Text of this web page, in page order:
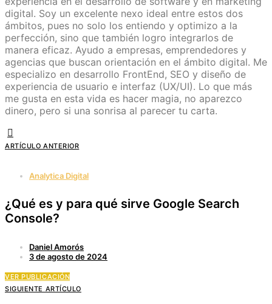
digital. Soy un excelente nexo ideal entre estos dos
ámbitos, pues no solo los entiendo y optimizo a la
perfección, sino que también logro integrarlos de
manera eficaz. Ayudo a empresas, emprendedores y
agencias que buscan orientación en el ámbito digital. Me
especializo en desarrollo FrontEnd, SEO y diseño de
experiencia de usuario e interfaz (UX/UI). Lo que más
me gusta en esta vida es hacer magia, no aparezco
dinero, pero si una sonrisa al parecer tu carta.
ARTÍCULO ANTERIOR
Analytica Digital
¿Qué es y para qué sirve Google Search
Console?
Daniel Amorós
3 de agosto de 2024
VER PUBLICACIÓN
SIGUIENTE ARTÍCULO